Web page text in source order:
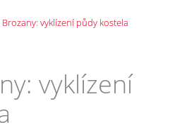
Brozany: vyklízení půdy kostela
vyklízení